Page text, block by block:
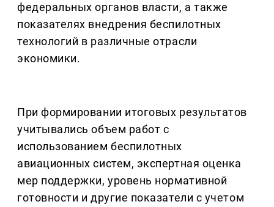
федеральных органов власти, а также
показателях внедрения беспилотных
технологий в различные отрасли
экономики.
При формировании итоговых результатов
учитывались объем работ с
использованием беспилотных
авиационных систем, экспертная оценка
мер поддержки, уровень нормативной
готовности и другие показатели с учетом